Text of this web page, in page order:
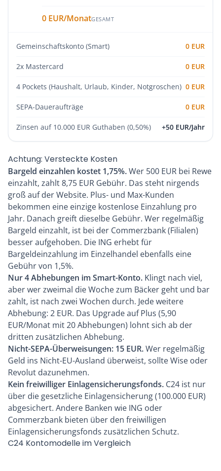
0 EUR/MonatGESAMT
Gemeinschaftskonto (Smart) 0 EUR
2x Mastercard 0 EUR
4 Pockets (Haushalt, Urlaub, Kinder, Notgroschen) 0 EUR
SEPA-Daueraufträge 0 EUR
Zinsen auf 10.000 EUR Guthaben (0,50%) +50 EUR/Jahr
Achtung: Versteckte Kosten
Bargeld einzahlen kostet 1,75%.Wer 500 EUR bei Rewe
einzahlt, zahlt 8,75 EUR Gebühr. Das steht nirgends
groß auf der Website. Plus- und Max-Kunden
bekommen eine einzige kostenlose Einzahlung pro
Jahr. Danach greift dieselbe Gebühr. Wer regelmäßig
Bargeld einzahlt, ist bei der Commerzbank (Filialen)
besser aufgehoben. Die ING erhebt für
Bargeldeinzahlung im Einzelhandel ebenfalls eine
Gebühr von 1,5%.
Nur 4 Abhebungen im Smart-Konto. Klingt nach viel,
aber wer zweimal die Woche zum Bäcker geht und bar
zahlt, ist nach zwei Wochen durch. Jede weitere
Abhebung: 2 EUR. Das Upgrade auf Plus (5,90
EUR/Monat mit 20 Abhebungen) lohnt sich ab der
dritten zusätzlichen Abhebung.
Nicht-SEPA-Überweisungen: 15 EUR.Wer regelmäßig
Geld ins Nicht-EU-Ausland überweist, sollteWise oder
Revolut dazunehmen.
Kein freiwilliger Einlagensicherungsfonds. C24 ist nur
über die gesetzliche Einlagensicherung(100.000 EUR)
abgesichert. Andere Banken wie ING oder
Commerzbank bieten über den freiwilligen
Einlagensicherungsfonds zusätzlichen Schutz.
C24 Kontomodelle im Vergleich